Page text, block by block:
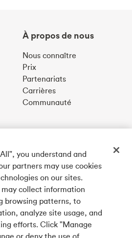
À propos de nous
Nous connaître
Prix
Partenariats
Carrières
Communauté
appli
nous
you understand and
partners may use cookies
on our sites.
collect information
browsing patterns, to
analyze site usage, and
efforts. Click "Manage
or deny the use of